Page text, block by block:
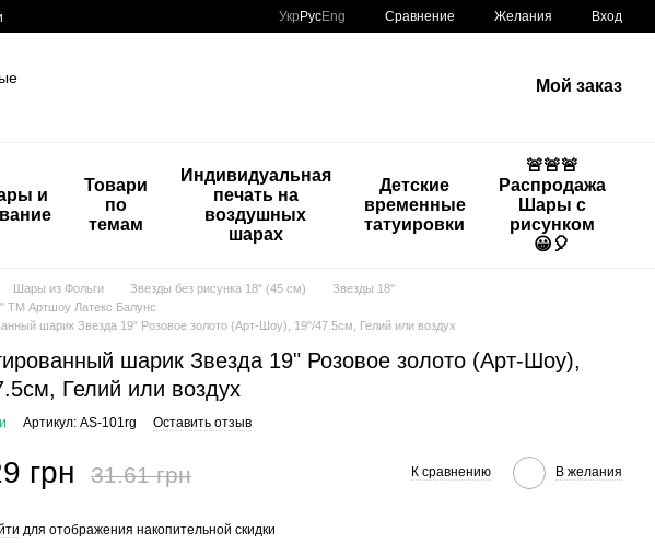
Укр РусEng Сравнение Желания Вход
Мой заказ
и
Товари
по
темам
Индивидуальная
печать на
воздушных
шарах
Детские
временные
татуировки
🚨🚨🚨
Распродажа
Шары с
рисунком
😀🎈
Шары из Фольги Звезды без рисунка 18" (45 см)
Звезды 18"
ТМ Артшоу Латекс Балунс
шарик Звезда 19" Розовое золото (Арт-Шоу), 19"/47.5см, Гелий или воздух
шарик Звезда 19" Розовое золото (Арт-Шоу),
Гелий или воздух
Артикул: AS-101rg Оставить отзыв
грн 31.61 грн К сравнению В желания
для отображения накопительной скидки